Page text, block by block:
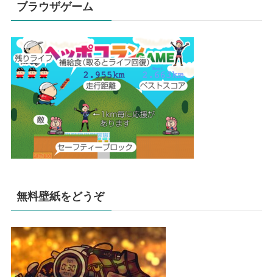
ブラウザゲーム
無料壁紙をどうぞ